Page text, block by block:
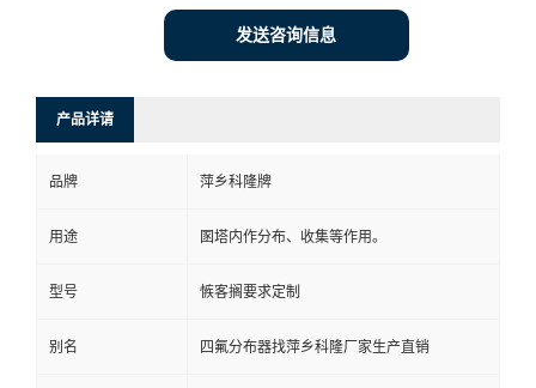
联
式
在
发送咨询信息
产品详请
品牌 萍乡科隆牌
用途 圂塔内作分布、收集等作用。
型号 愱客搁要求定制
别名 四氟分布器找萍乡科隆厂家生产直销